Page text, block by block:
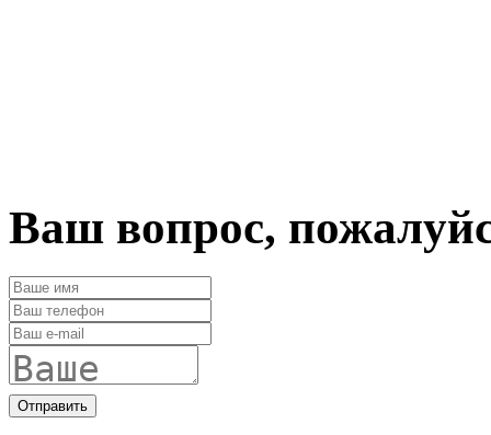
Ваш вопрос,
Отправить